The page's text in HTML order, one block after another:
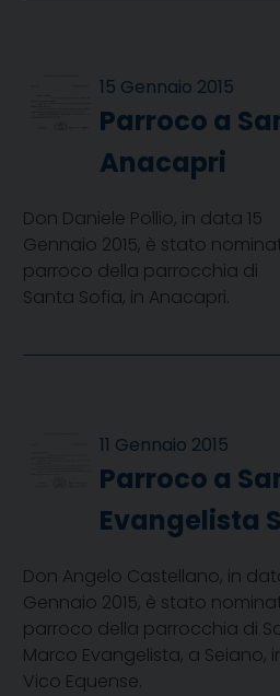
15 Gennaio 2015
Parroco a
Anacapri
Don Daniele Pollio, in data 15
Gennaio 2015, è stato
parroco della parrocchia di
Santa Sofia, in Anacapri.
11 Gennaio 2015
Parroco a
Evangelista
Don Angelo Castellano, in
Gennaio 2015, è stato
parroco della parrocchia di
Marco Evangelista, a Seiano,
Vico Equense.